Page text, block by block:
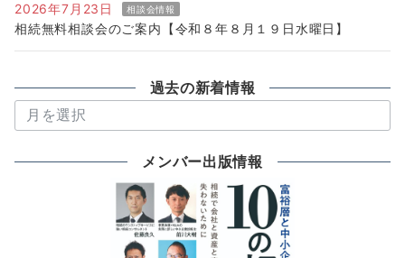
2026年7月23日 相談会情報
相続無料相談会のご案内【令和８年８月１９日水曜日】
過去の新着情報
去
メンバー出版情報